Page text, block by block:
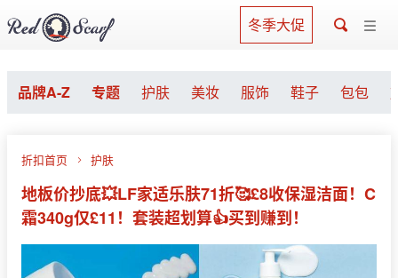
冬季大促
品牌A-Z 专题 护肤 美妆 服饰 鞋子 包包
折扣首页 护肤
地板价抄底💥LF家适乐肤71折🥰£8收保湿洁面！C
霜340g仅£11！套装超划算👍买到赚到！